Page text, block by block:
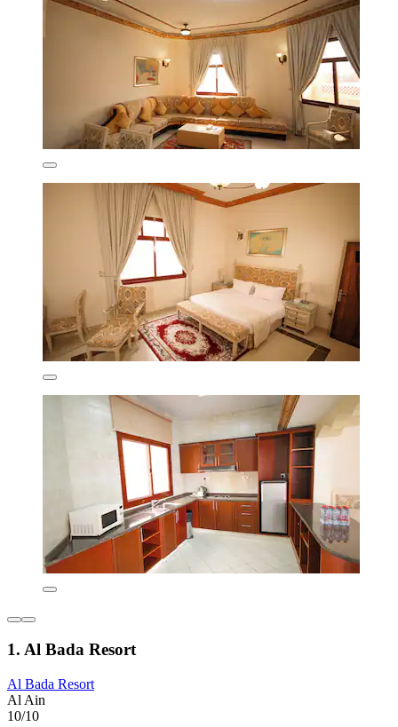
1. Al Bada Resort
Al Bada Resort
Al Ain
10/10